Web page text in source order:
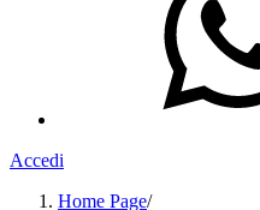
Accedi
Home Page/